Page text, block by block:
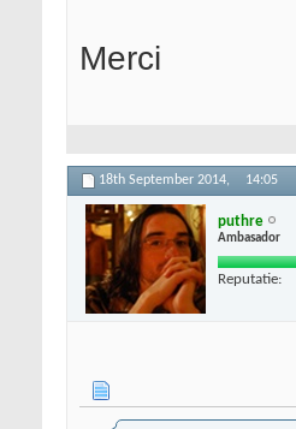
Merci
18th September 2014, 14:05
puthre
Ambasador
Reputatie: